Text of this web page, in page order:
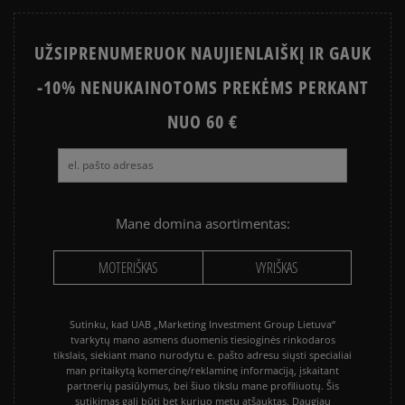
Apmokėjimas atsiimant prekes - tai galimybė
sumokėti už prekes kurjeriui kortele arba grynais.
Paslauga yra papildomai apmokestinama 3 €.
UŽSIPRENUMERUOK NAUJIENLAIŠKĮ IR GAUK
-10% NENUKAINOTOMS PREKĖMS PERKANT
NUO 60 €
Mane domina asortimentas:
MOTERIŠKAS VYRIŠKAS
Sutinku, kad UAB „Marketing Investment Group Lietuva“
tvarkytų mano asmens duomenis tiesioginės rinkodaros
tikslais, siekiant mano nurodytu e. pašto adresu siųsti specialiai
man pritaikytą komercinę/reklaminę informaciją, įskaitant
partnerių pasiūlymus, bei šiuo tikslu mane profiliuotų. Šis
sutikimas gali būti bet kuriuo metu atšauktas. Daugiau